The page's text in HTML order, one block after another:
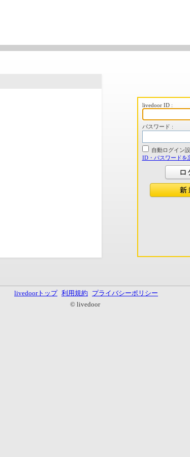
livedoor ID :
パスワード :
自動ログイン
ID・パスワードを
livedoorトップ 利用規約
プライバシーポリシー
© livedoor